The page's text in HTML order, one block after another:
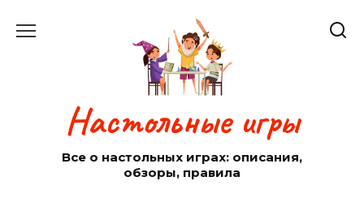
Настольные игры
Все о настольных играх: описания,
обзоры, правила